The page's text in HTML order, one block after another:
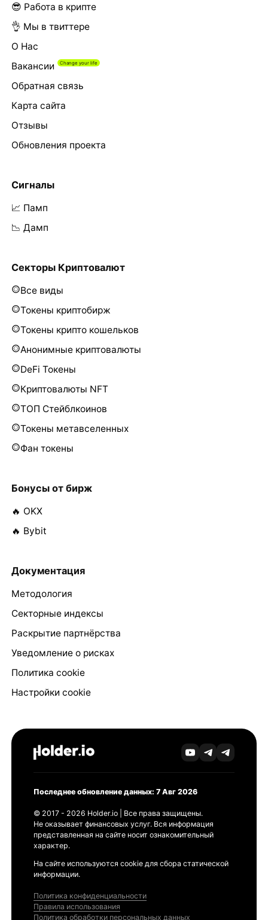
😎 Работа в крипте
👌 Мы в твиттере
О Нас
Вакансии
Обратная связь
Карта сайта
Отзывы
Обновления проекта
Сигналы
📈 Памп
📉 Дамп
Секторы Криптовалют
Все виды
Токены криптобирж
Токены крипто кошельков
Анонимные криптовалюты
DeFi Токены
Криптовалюты NFT
ТОП Стейблкоинов
Токены метавселенных
Фан токены
Бонусы от бирж
🔥 OKX
🔥 Bybit
Документация
Методология
Секторные индексы
Раскрытие партнёрства
Уведомление о рисках
Политика cookie
Настройки cookie
Последнее обновление данных: 7 Авг 2026
© 2017 - 2026 Holder.io | Все права защищены.
Не оказывает финансовых услуг. Вся информация
представленная на сайте носит ознакомительный
характер.
На сайте используются cookie для сбора статической
информации.
Политика конфиденциальности
Правила использования
Политика обработки персональных данных